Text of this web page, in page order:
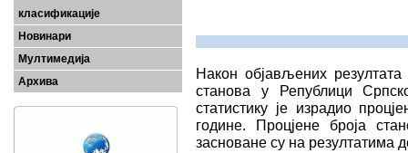
класификације
Новинари
Мултимедија
Архива
Након објављених
станова у Републици
статистику је израдио
године. Процјене броја
засноване су на резултатима